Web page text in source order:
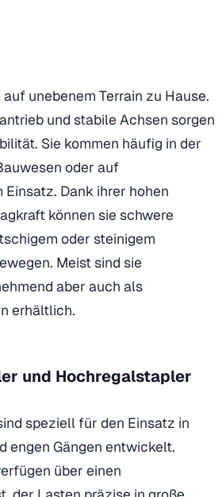
unebenem Terrain zu Hause.
und stabile Achsen sorgen
Sie kommen häufig in der
oder auf
Dank ihrer hohen
können sie schwere
oder steinigem
Meist sind sie
aber auch als
erhältlich.
und Hochregalstapler
speziell für den Einsatz in
engen Gängen entwickelt.
über einen